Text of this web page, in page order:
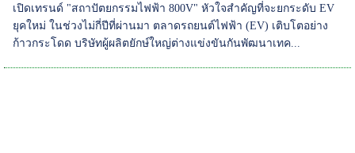
เปิดเทรนด์ "สถาปัตยกรรมไฟฟ้า 800V" หัวใจสำคัญที่จะยกระดับ EV
ยุคใหม่ ในช่วงไม่กี่ปีที่ผ่านมา ตลาดรถยนต์ไฟฟ้า (EV) เติบโตอย่าง
ก้าวกระโดด บริษัทผู้ผลิตยักษ์ใหญ่ต่างแข่งขันกันพัฒนาเทค...